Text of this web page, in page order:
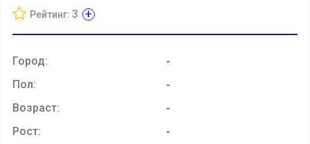
Рейтинг: 3 +
Город: -
Пол: -
Возраст: -
Рост: -